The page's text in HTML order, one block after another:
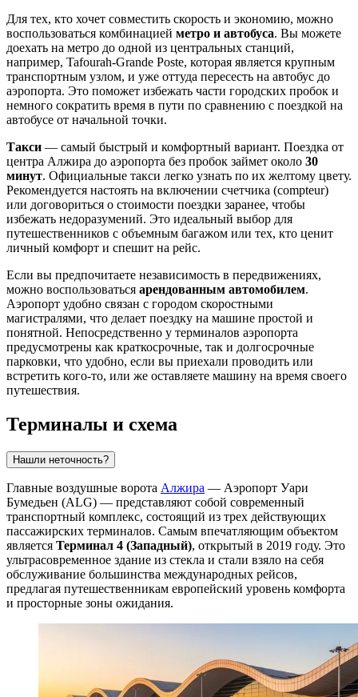
Для тех, кто хочет совместить скорость и экономию, можно
воспользоваться комбинацией метро и автобуса. Вы можете
доехать на метро до одной из центральных станций,
например, Tafourah-Grande Poste, которая является крупным
транспортным узлом, и уже оттуда пересесть на автобус до
аэропорта. Это поможет избежать части городских пробок и
немного сократить время в пути по сравнению с поездкой на
автобусе от начальной точки.
Такси — самый быстрый и комфортный вариант. Поездка от
центра Алжира до аэропорта без пробок займет около 30
минут. Официальные такси легко узнать по их желтому цвету.
Рекомендуется настоять на включении счетчика (compteur)
или договориться о стоимости поездки заранее, чтобы
избежать недоразумений. Это идеальный выбор для
путешественников с объемным багажом или тех, кто ценит
личный комфорт и спешит на рейс.
Если вы предпочитаете независимость в передвижениях,
можно воспользоваться арендованным автомобилем.
Аэропорт удобно связан с городом скоростными
магистралями, что делает поездку на машине простой и
понятной. Непосредственно у терминалов аэропорта
предусмотрены как краткосрочные, так и долгосрочные
парковки, что удобно, если вы приехали проводить или
встретить кого-то, или же оставляете машину на время своего
путешествия.
Терминалы и схема
Нашли неточность?
Главные воздушные ворота Алжира — Аэропорт Уари
Бумедьен (ALG) — представляют собой современный
транспортный комплекс, состоящий из трех действующих
пассажирских терминалов. Самым впечатляющим объектом
является Терминал 4 (Западный), открытый в 2019 году. Это
ультрасовременное здание из стекла и стали взяло на себя
обслуживание большинства международных рейсов,
предлагая путешественникам европейский уровень комфорта
и просторные зоны ожидания.